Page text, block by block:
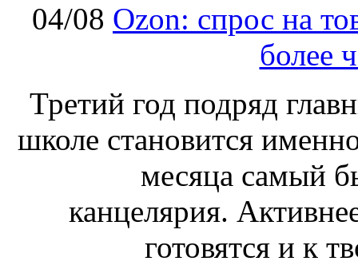
04/08 Ozon: спрос на
более
Третий год подряд
школе становится
месяца самый
канцелярия.
готовятся и к